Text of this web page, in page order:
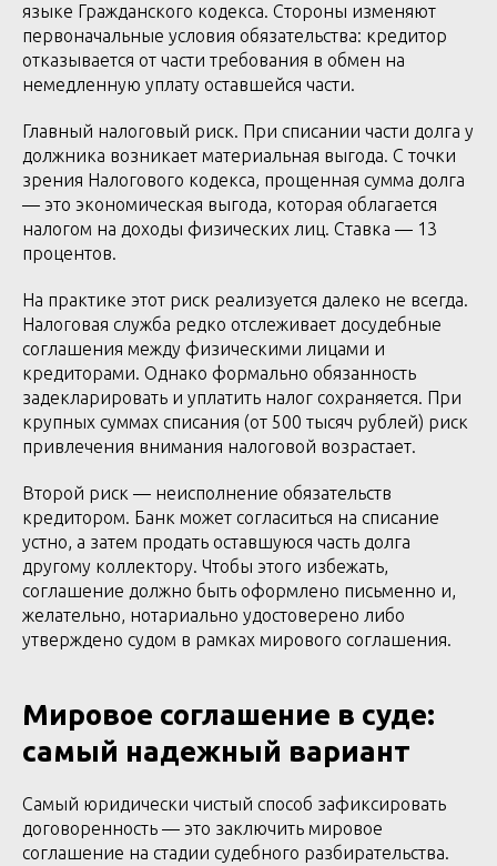
языке Гражданского кодекса. Стороны изменяют
первоначальные условия обязательства: кредитор
отказывается от части требования в обмен на
немедленную уплату оставшейся части.
Главный налоговый риск. При списании части долга у
должника возникает материальная выгода. С точки
зрения Налогового кодекса, прощенная сумма долга
— это экономическая выгода, которая облагается
налогом на доходы физических лиц. Ставка — 13
процентов.
На практике этот риск реализуется далеко не всегда.
Налоговая служба редко отслеживает досудебные
соглашения между физическими лицами и
кредиторами. Однако формально обязанность
задекларировать и уплатить налог сохраняется. При
крупных суммах списания (от 500 тысяч рублей) риск
привлечения внимания налоговой возрастает.
Второй риск — неисполнение обязательств
кредитором. Банк может согласиться на списание
устно, а затем продать оставшуюся часть долга
другому коллектору. Чтобы этого избежать,
соглашение должно быть оформлено письменно и,
желательно, нотариально удостоверено либо
утверждено судом в рамках мирового соглашения.
Мировое соглашение в суде:
самый надежный вариант
Самый юридически чистый способ зафиксировать
договоренность — это заключить мировое
соглашение на стадии судебного разбирательства.